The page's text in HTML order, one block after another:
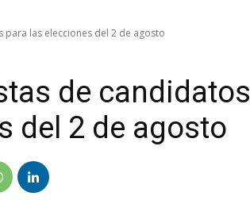
las elecciones del 2 de agosto
de candidatos
del 2 de agosto